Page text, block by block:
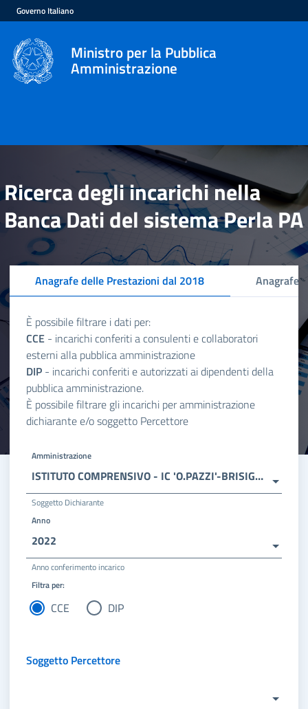
Governo Italiano
Ministro per la Pubblica
Amministrazione
Ricerca degli incarichi nella
Banca Dati del sistema Perla PA
Anagrafe delle Prestazioni dal 2018 Anagrafe
È possibile filtrare i dati per:
CCE - incarichi conferiti a consulenti e collaboratori
esterni alla pubblica amministrazione
DIP - incarichi conferiti e autorizzati ai dipendenti della
pubblica amministrazione.
È possibile filtrare gli incarichi per amministrazione
dichiarante e/o soggetto Percettore
Amministrazione
ISTITUTO COMPRENSIVO - IC 'O.PAZZI'-BRISIGHELLA
Soggetto Dichiarante
Anno
2022
Anno conferimento incarico
Filtra per:
CCE DIP
Soggetto Percettore